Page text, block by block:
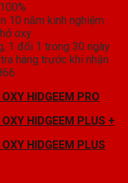
10 năm kinh nghiệm
oxy
1 đổi 1 trong 30 ngày
hàng trước khi nhận
HIDGEEM PRO
HIDGEEM PLUS +
HIDGEEM PLUS